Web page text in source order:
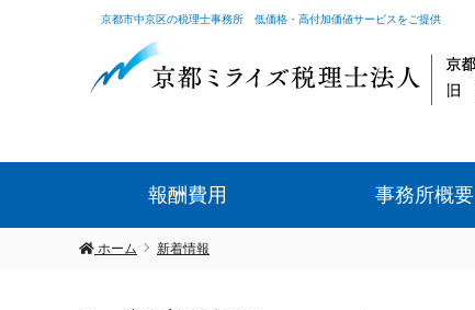
京都市中京区の税理士事務所 低価格・高付加価値サービスをご提供
報酬費用 事務所概要
ホーム 新着情報